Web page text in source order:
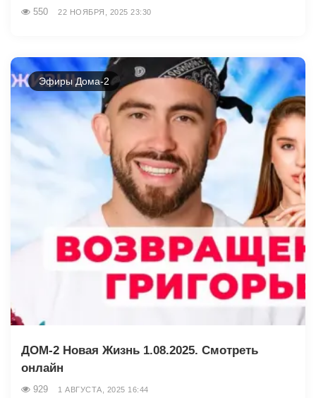
550 22 НОЯБРЯ, 2025 23:30
Эфиры Дома-2
ДОМ-2 Новая Жизнь 1.08.2025. Смотреть
онлайн
929 1 АВГУСТА, 2025 16:44